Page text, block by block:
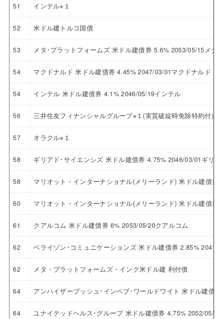
51 インテル※１
52 米ドル建トルコ国債
53 メタ･プラットフォームズ 米ドル建債券 5.6% 2053/05/15メタ
54 マクドナルド 米ドル建債券 4.45% 2047/03/01マクドナルド
54 インテル 米ドル建債券 4.1% 2046/05/19インテル
56 三井住友フィナンシャルグループ※１(実質破綻時免除特約付)
57 オラクル※１
58 ギリアド･サイエンシズ 米ドル建債券 4.75% 2046/03/01ギリ
58 マリオット・インターナショナル(メリーランド) 米ドル建債
60 マリオット・インターナショナル(メリーランド) 米ドル建債
61 クアルコム 米ドル建債券 6% 2053/05/20クアルコム
62 ベライゾン･コミュニケーションズ 米ドル建債券 2.85% 2041/
62 メタ・プラットフォームズ・インク米ドル建 利付債
64 アンハイザーブッシュ･インベブ･ワールドワイト 米ドル建債
64 ユナイテッドヘルス･グループ 米ドル建債券 4.75% 2052/05/